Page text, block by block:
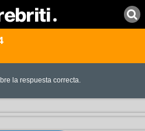
la respuesta correcta.